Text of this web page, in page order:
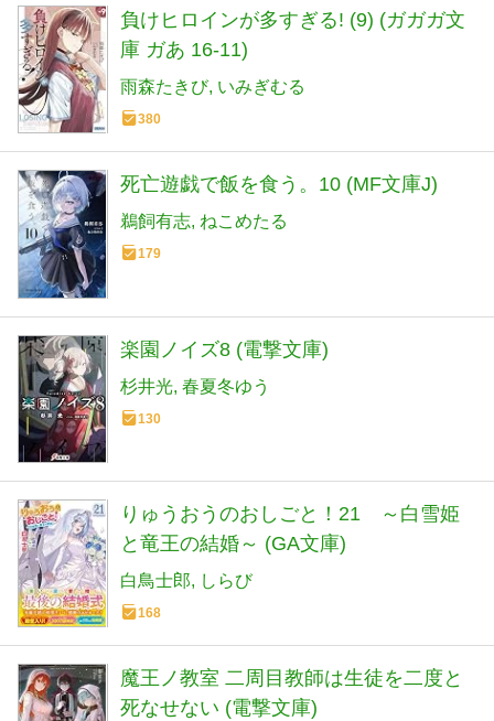
負けヒロインが多すぎる! (9) (ガガガ文
庫 ガあ 16-11)
雨森たきび いみぎむる
380
死亡遊戯で飯を食う。10 (MF文庫J)
鵜飼有志 ねこめたる
179
楽園ノイズ8 (電撃文庫)
杉井光 春夏冬ゆう
130
りゅうおうのおしごと！21 ～白雪姫
と竜王の結婚～ (GA文庫)
白鳥士郎 しらび
168
魔王ノ教室 二周目教師は生徒を二度と
死なせない (電撃文庫)